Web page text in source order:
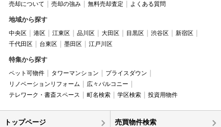
売却について 売却の強み 無料売却査定 よくある質問
地域から探す
中央区 港区 江東区 品川区 大田区 目黒区 渋谷区
新宿区
千代田区
台東区 墨田区 江戸川区
特集から探す
ペット可物件 タワーマンション
プライスダウン
リノベーションリフォーム
広々バルコニー
テレワーク・書斎スペース
町名検索 学区検索 投資用物件
トップページ 売買物件検索